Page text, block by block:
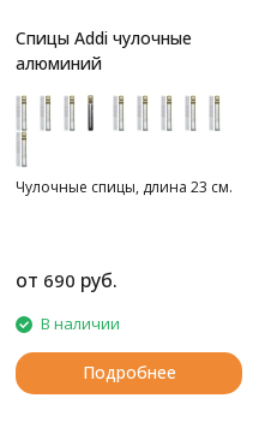
Спицы Addi чулочные
алюминий
Чулочные спицы, длина 23 см.
от 690 руб.
В наличии
Подробнее